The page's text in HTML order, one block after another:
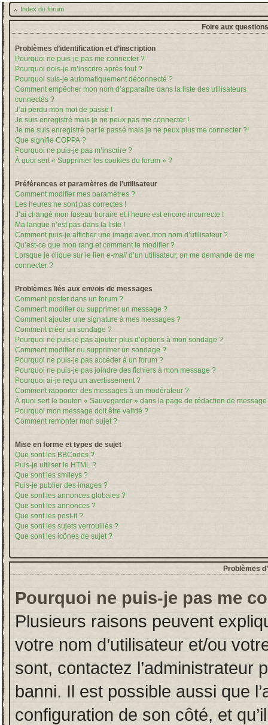
Index du forum
Foire aux
Problèmes d’identification et d’inscription
Pourquoi ne puis-je pas me connecter ?
Pourquoi dois-je m’inscrire après tout ?
Pourquoi suis-je automatiquement déconnecté ?
Comment empêcher mon nom d’apparaître dans la liste des utilisateurs
connectés ?
J’ai perdu mon mot de passe !
Je suis enregistré mais je ne peux pas me connecter !
Je me suis enregistré par le passé mais je ne peux plus me connecter ?!
Que signifie COPPA ?
Pourquoi ne puis-je pas m’inscrire ?
À quoi sert « Supprimer les cookies du forum » ?
Préférences et paramètres de l’utilisateur
Comment modifier mes paramètres ?
Les heures ne sont pas correctes !
J’ai changé mon fuseau horaire et l’heure est encore incorrecte !
Ma langue n’est pas dans la liste !
Comment puis-je afficher une image avec mon nom d’utilisateur ?
Qu’est-ce que mon rang et comment le modifier ?
Lorsque je clique sur le lien e-mail d’un utilisateur, on me demande de me
connecter ?
Problèmes liés aux envois de messages
Comment poster dans un forum ?
Comment modifier ou supprimer un message ?
Comment ajouter une signature à mes messages ?
Comment créer un sondage ?
Pourquoi ne puis-je pas ajouter plus d’options à mon sondage ?
Comment modifier ou supprimer un sondage ?
Pourquoi ne puis-je pas accéder à un forum ?
Pourquoi ne puis-je pas joindre des fichiers à mon message ?
Pourquoi ai-je reçu un avertissement ?
Comment rapporter des messages à un modérateur ?
À quoi sert le bouton « Sauvegarder » dans la page de rédaction de message
Pourquoi mon message doit être validé ?
Comment remonter mon sujet ?
Mise en forme et types de sujet
Que sont les BBCodes ?
Puis-je utiliser le HTML ?
Que sont les smileys ?
Puis-je publier des images ?
Que sont les annonces globales ?
Que sont les annonces ?
Que sont les post-it ?
Que sont les sujets verrouillés ?
Que sont les icônes de sujet ?
Problèmes
Pourquoi ne puis-je pas me
Plusieurs raisons peuvent
votre nom d’utilisateur et/ou
sont, contactez l’administrateur
banni. Il est possible aussi que
configuration de son côté, et